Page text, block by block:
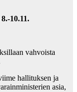
10.11.
vahvoista
hallituksen ja
asia,